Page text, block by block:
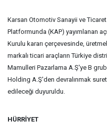
Karsan Otomotiv Sanayii ve
Platformunda (KAP) yayımlanan
Kurulu kararı çerçevesinde,
markalı ticari araçların Türkiye
Mamulleri Pazarlama A.Ş'ye B
Holding A.Ş'den devralınmak
edileceği duyuruldu.
HÜRRİYET